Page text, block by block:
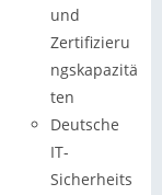
und
Zertifizieru
ngskapazitä
ten
Deutsche
IT-
Sicherheits